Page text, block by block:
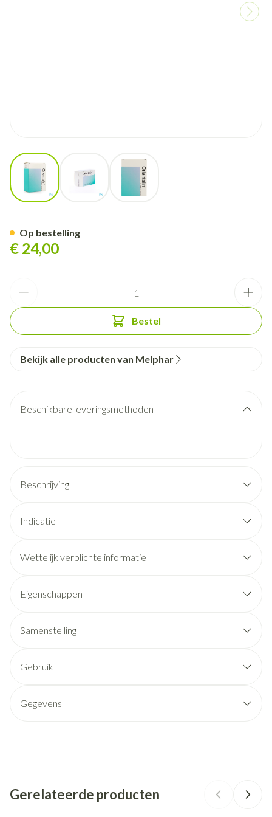
View larger imageView larger imageView larger image
€ 24,00
Bestel
Op bestelling
Bekijk alle producten van Melphar
Beschikbare leveringsmethoden
Beschrijving
Indicatie
Wettelijk verplichte informatie
Eigenschappen
Samenstelling
Gebruik
Gegevens
Merken Melphar
Gerelateerde producten